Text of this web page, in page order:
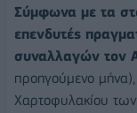
Σύμφωνα με τα
επενδυτές
συναλλαγών τον
προηγούμενο
Χαρτοφυλακίου